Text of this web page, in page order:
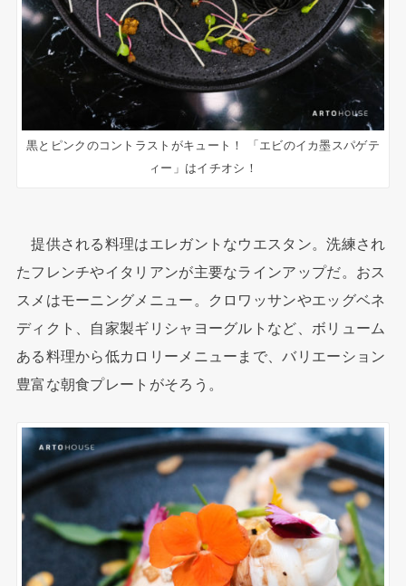
黒とピンクのコントラストがキュート！ 「エビのイカ墨スパゲテ
ィー」はイチオシ！
提供される料理はエレガントなウエスタン。洗練され
たフレンチやイタリアンが主要なラインアップだ。おス
スメはモーニングメニュー。クロワッサンやエッグベネ
ディクト、自家製ギリシャヨーグルトなど、ボリューム
ある料理から低カロリーメニューまで、バリエーション
豊富な朝食プレートがそろう。